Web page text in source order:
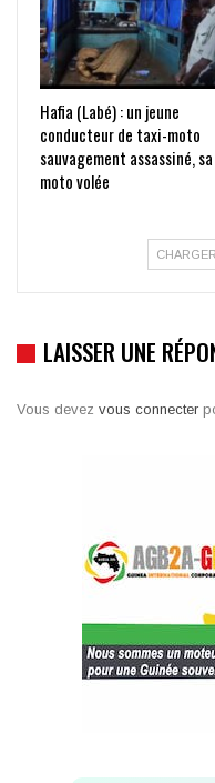
Hafia (Labé) : un jeune
conducteur de taxi-moto
sauvagement assassiné, sa
moto volée
LAISSER UNE
Vous devez vous connecter